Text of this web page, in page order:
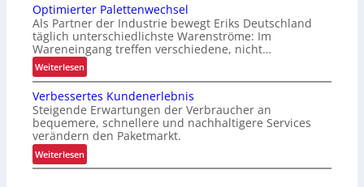
Optimierter Palettenwechsel
Als Partner der Industrie bewegt Eriks Deutschland
täglich unterschiedlichste Warenströme: Im
Wareneingang treffen verschiedene, nicht…
Weiterlesen:
O
p
t
i
m
i
Verbessertes Kundenerlebnis
Steigende Erwartungen der Verbraucher an
bequemere, schnellere und nachhaltigere Services
verändern den Paketmarkt.
Weiterlesen:
V